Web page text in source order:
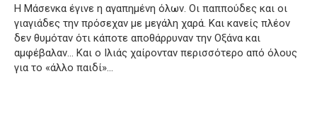
Η Μάσενκα έγινε η αγαπημένη όλων. Οι παππούδες και οι
γιαγιάδες την πρόσεχαν με μεγάλη χαρά. Και κανείς πλέον
δεν θυμόταν ότι κάποτε αποθάρρυναν την Οξάνα και
αμφέβαλαν… Και ο Ιλιάς χαίρονταν περισσότερο από όλους
για το «άλλο παιδί»…